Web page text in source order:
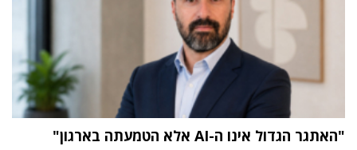
"האתגר הגדול אינו ה-AI אלא הטמעתה בארגון"